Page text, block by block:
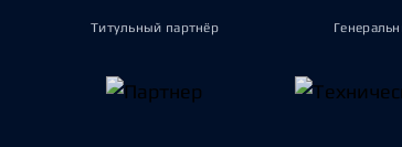
Титульный партнёр